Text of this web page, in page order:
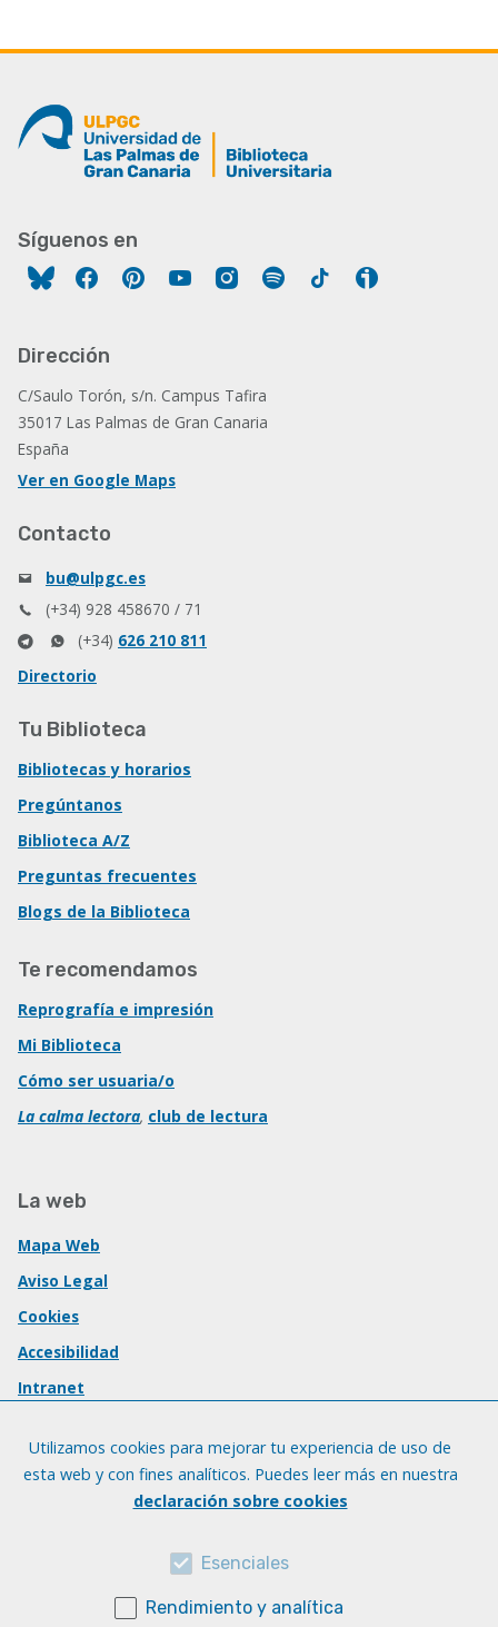
Síguenos en
FacebookPinterestYouTubeInstagram
Spotify Tiktok
Dirección
C/Saulo Torón, s/n. Campus Tafira
35017 Las Palmas de Gran Canaria
España
Ver en Google Maps
Contacto
bu@ulpgc.es
(+34) 928 458670 / 71
(+34) 626 210 811
Directorio
Tu Biblioteca
Bibliotecas y horarios
Pregúntanos
Biblioteca A/Z
Preguntas frecuentes
Blogs de la Biblioteca
Te recomendamos
Reprografía e impresión
Mi Biblioteca
Cómo ser usuaria/o
La calma lectora, club de lectura
La web
Mapa Web
Aviso Legal
Cookies
Accesibilidad
Intranet
Utilizamos cookies para mejorar tu experiencia de uso de
esta web y con fines analíticos. Puedes leer más en nuestra
declaración sobre cookies
Esenciales
Rendimiento y analítica